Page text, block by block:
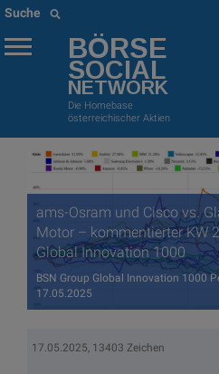
Suche
BÖRSE
SOCIAL
NETWORK
Die Homebase
österreichischer Aktien
ams-Osram und Cisco vs.
Motor – kommentierter KW
Global Innovation 1000
BSN Group Global Innovation 1000
17.05.2025
17.05.2025, 13403 Zeichen